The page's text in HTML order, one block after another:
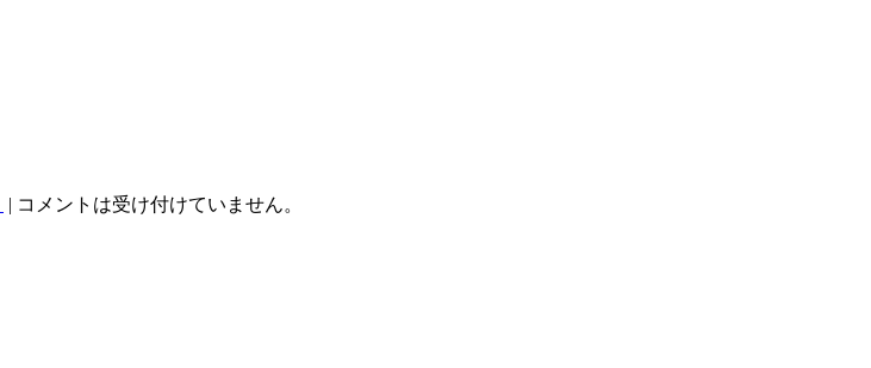
| コメントは受け付けていません。